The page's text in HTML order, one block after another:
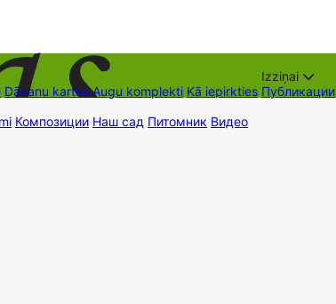
Dāvanu kartes Augu komplekti Kā iepirkties
Izziņai
Публикации
Композиции Наш сад Питомник Видео